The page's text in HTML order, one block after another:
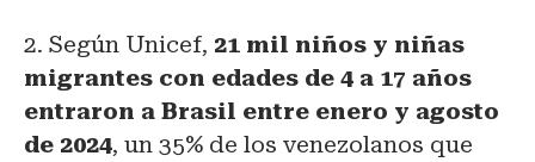
2. Según Unicef, 21 mil niños y niñas
migrantes con edades de 4 a 17 años
entraron a Brasil entre enero y agosto
de 2024, un 35% de los venezolanos que